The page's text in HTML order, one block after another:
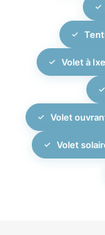
Volet à
Volet
Volet